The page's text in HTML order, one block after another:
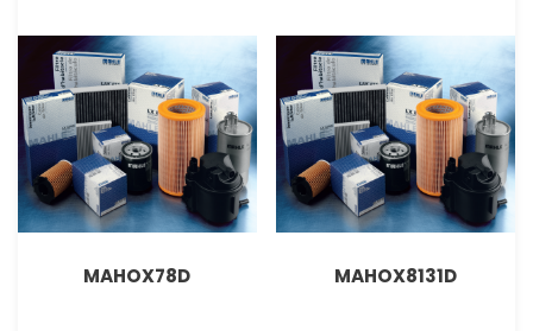
MAHOX8131D
MAHOX78D